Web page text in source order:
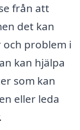
från att
det kan
problem i
kan hjälpa
som kan
eller leda